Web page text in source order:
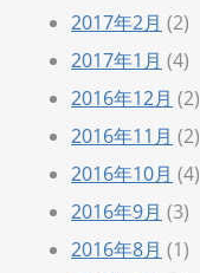
2017年2月 (2)
2017年1月 (4)
2016年12月 (2)
2016年11月 (2)
2016年10月 (4)
2016年9月 (3)
2016年8月 (1)